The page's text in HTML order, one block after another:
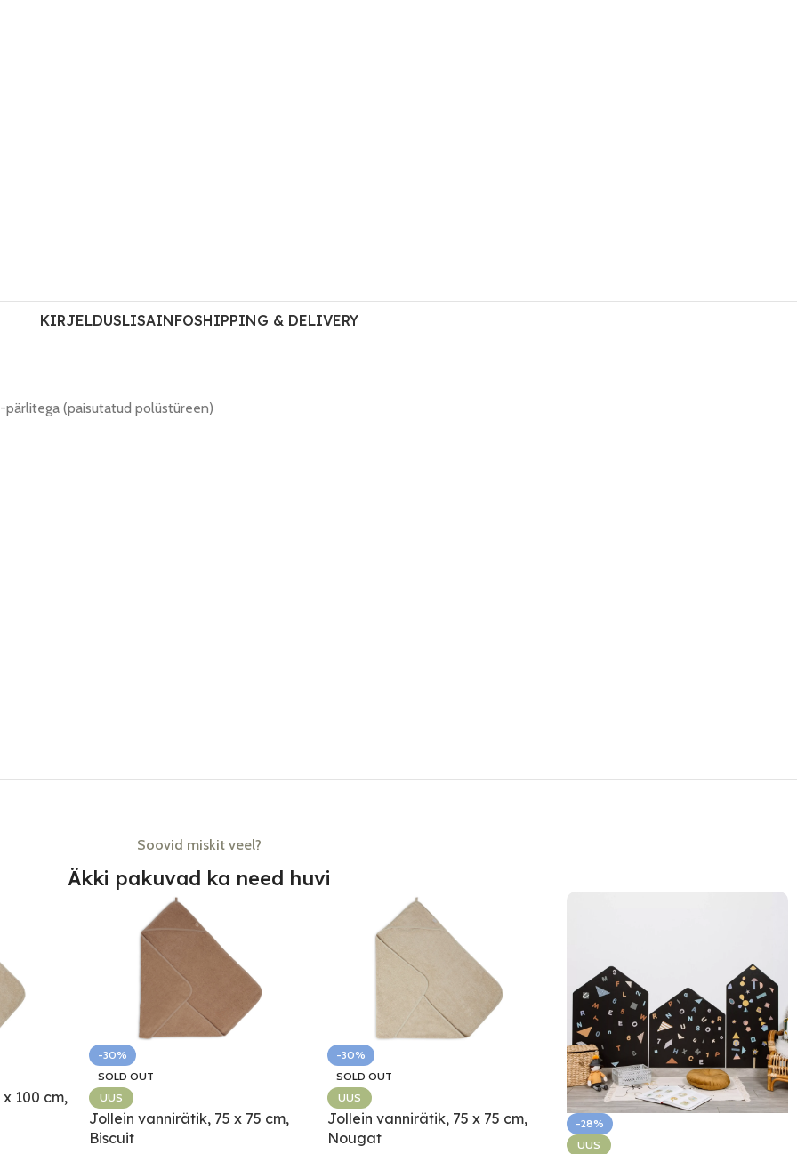
KIRJELDUSLISAINFOSHIPPING & DELIVERY
(paisutatud polüstüreen)
Soovid miskit veel?
Äkki pakuvad ka need huvi
100 cm,
-30%
SOLD OUT
UUS
Jollein vannirätik, 75 x 75 cm,
Biscuit
-30%
SOLD OUT
UUS
Jollein vannirätik, 75 x 75 cm,
Nougat
-28%
UUS